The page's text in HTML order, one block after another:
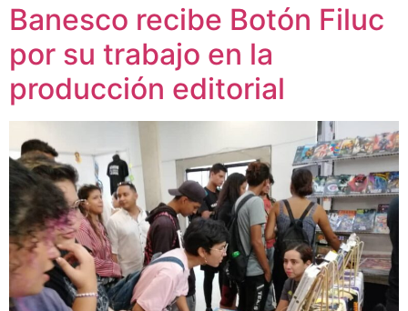
Banesco recibe Botón Filuc
por su trabajo en la
producción editorial